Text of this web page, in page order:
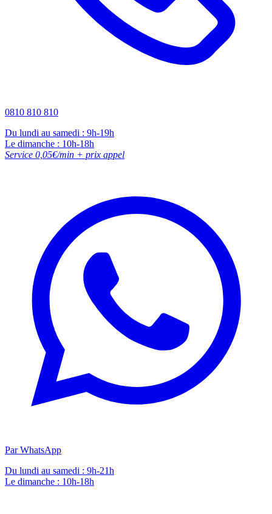
0810 810 810
Du lundi au samedi : 9h-19h
Le dimanche : 10h-18h
Service 0,05€/min + prix appel
Par WhatsApp
Du lundi au samedi : 9h-21h
Le dimanche : 10h-18h